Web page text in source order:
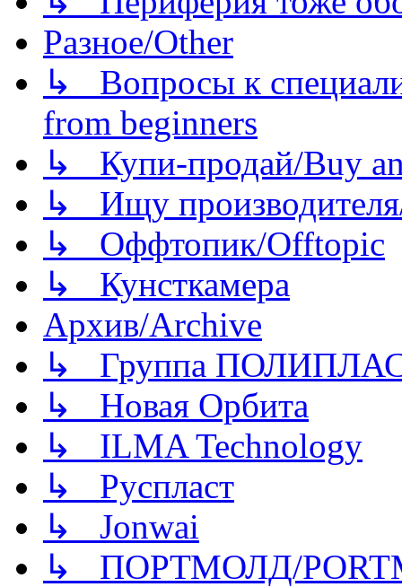
Разное/Other
↳ Вопросы к
from beginners
↳ Купи-продай/Buy
↳ Ищу
↳ Оффтопик/Offtopic
↳ Кунсткамера
Архив/Archive
↳ Группа
↳ Новая Орбита
↳ ILMA Technology
↳ Руспласт
↳ Jonwai
↳ ПОРТМОЛД/